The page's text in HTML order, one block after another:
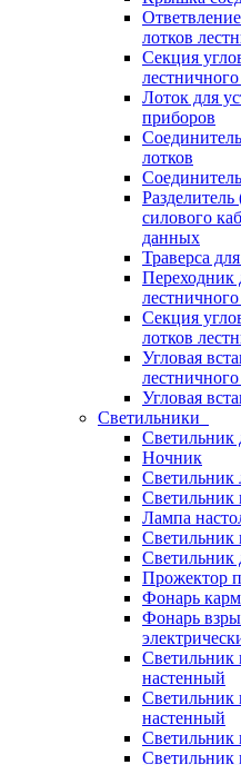
лотков
Секция
Лоток для
приборов
лотков
силового
данных
Траверса
Переходник
Секция
лотков
Угловая
Угловая
Светильники
Светильник
Ночник
Светильник
Светильник
Лампа
Светильник
Светильник
Прожектор
Фонарь
Фонарь
Светильник
настенный
Светильник
настенный
Светильник